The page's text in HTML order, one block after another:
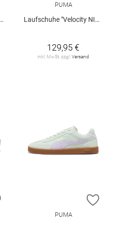
PUMA
Laufschuhe "Velocity NITRO 5 W"
129,95 €
inkl. MwSt. zzgl. Versand
ZUR WUNSCHLISTE HINZUFÜGEN
ZUR
PUMA